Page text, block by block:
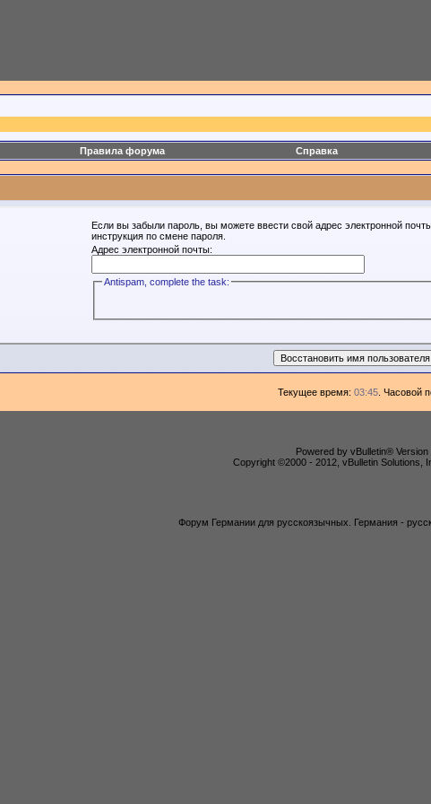
Правила форума Справка
Если вы забыли пароль, вы можете ввести свой адрес электронной
инструкция по смене пароля.
Адрес электронной почты:
Antispam, complete the task:
Текущее время: 03:45 . Часовой
Powered by vBulletin® Version
Copyright ©2000 - 2012, vBulletin Solutions,
Форум Германии для русскоязычных. Германия -